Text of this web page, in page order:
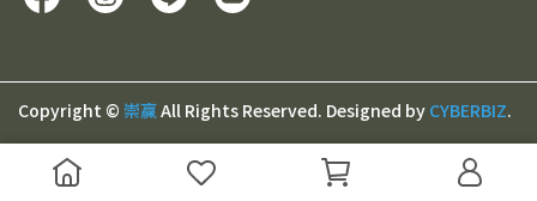
Copyright © 崇贏All Rights Reserved. Designed by CYBERBIZ.